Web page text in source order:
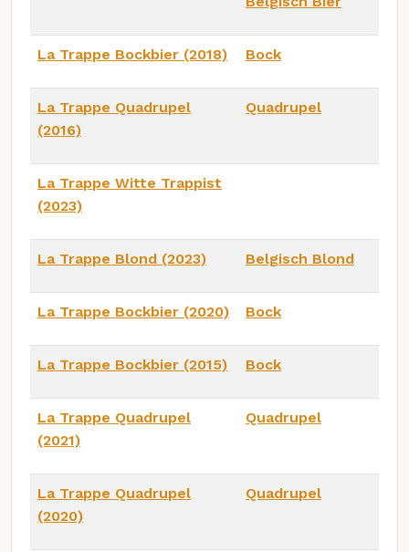
La Trappe Bockbier (2018) Bock
La Trappe Quadrupel
(2016)
Quadrupel
La Trappe Witte Trappist
(2023)
La Trappe Blond (2023) Belgisch Blond
La Trappe Bockbier (2020) Bock
La Trappe Bockbier (2015) Bock
La Trappe Quadrupel
(2021)
Quadrupel
La Trappe Quadrupel
(2020)
Quadrupel